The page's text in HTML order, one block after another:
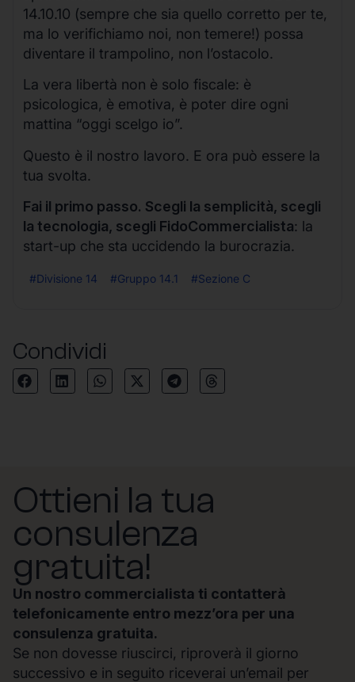
14.10.10 (sempre che sia quello corretto per te,
ma lo verifichiamo noi, non temere!) possa
diventare il trampolino, non l’ostacolo.
La vera libertà non è solo fiscale: è
psicologica, è emotiva, è poter dire ogni
mattina “oggi scelgo io”.
Questo è il nostro lavoro. E ora può essere la
tua svolta.
Fai il primo passo. Scegli la semplicità, scegli
la tecnologia, scegli FidoCommercialista: la
start-up che sta uccidendo la burocrazia.
#Divisione 14 #Gruppo 14.1 #Sezione C
Condividi
Ottieni la tua
consulenza
gratuita!
Un nostro commercialista ti contatterà
telefonicamente entro mezz’ora per una
consulenza gratuita.
Se non dovesse riuscirci, riproverà il giorno
successivo e in seguito riceverai un’email per